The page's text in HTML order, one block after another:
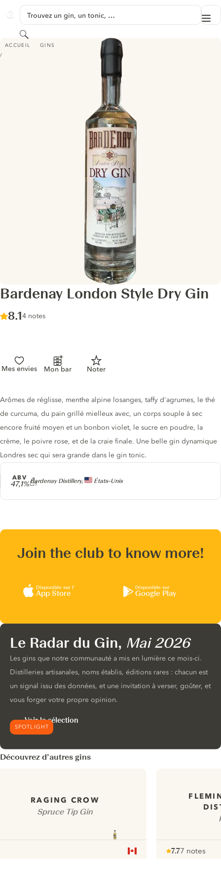
GINVENTORY
Trouvez un gin, un tonic, …
Rechercher
ACCUEIL GINS
BARDENAY LONDON STYLE DRY GIN
Bardenay London Style Dry Gin
Score :
8.1/ 10
4 notes
Mes envies Mon bar Noter
Producteur
Bardenay Distillery, États-Unis
ABV
47,1%
Description du gin
Arômes de réglisse, menthe alpine losanges, taffy d'agrumes, le thé
de curcuma, du pain grillé mielleux avec, un corps souple à sec
encore fruité moyen et un bonbon violet, le sucre en poudre, la
crème, le poivre rose, et de la craie finale. Une belle gin dynamique
Londres sec qui sera grande dans le gin tonic.
Join the club to know more!
Disponible sur l’
App Store
Disponible sur
Google Play
SPOTLIGHT
Le Radar du Gin, Mai 2026
Les gins que notre communauté a mis en lumière ce mois-ci.
Distilleries artisanales, noms établis, éditions rares : chacun est
un signal issu des données, et une invitation à verser, goûter, et
vous forger votre propre opinion.
Voir la sélection
Découvrez d’autres gins
RAGING CROW
Spruce Tip Gin
7.77 notes